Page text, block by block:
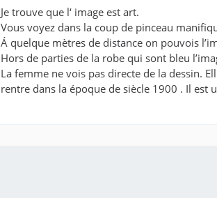
Je trouve que l‘ image est art.
Vous voyez dans la coup de pinceau
Á quelque mètres de distance on pouvois
Hors de parties de la robe qui sont bleu
La femme ne vois pas directe de la dessin.
rentre dans la époque de siècle 1900 . Il est